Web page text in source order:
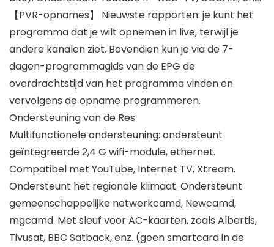
【PVR-opnames】 Nieuwste rapporten: je kunt het
programma dat je wilt opnemen in live, terwijl je
andere kanalen ziet. Bovendien kun je via de 7-
dagen-programmagids van de EPG de
overdrachtstijd van het programma vinden en
vervolgens de opname programmeren.
Ondersteuning van de Res
Multifunctionele ondersteuning: ondersteunt
geïntegreerde 2,4 G wifi-module, ethernet.
Compatibel met YouTube, Internet TV, Xtream.
Ondersteunt het regionale klimaat. Ondersteunt
gemeenschappelijke netwerkcamd, Newcamd,
mgcamd. Met sleuf voor AC-kaarten, zoals Albertis,
Tivusat, BBC Satback, enz. (geen smartcard in de